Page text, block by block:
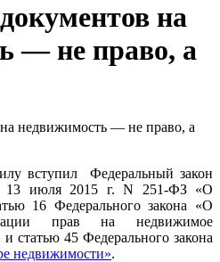
на
— не право, а
вступил Федеральный закон
13 июля 2015 г. N 251-ФЗ «О
16 Федерального закона «О
прав на недвижимое
статью 45 Федерального закона
недвижимости».